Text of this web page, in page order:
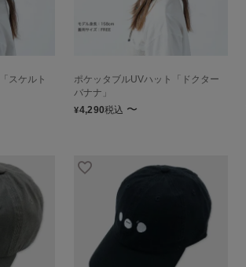
スケルト
ポケッタブルUVハット「ドクター
バナナ」
¥4,290税込 〜